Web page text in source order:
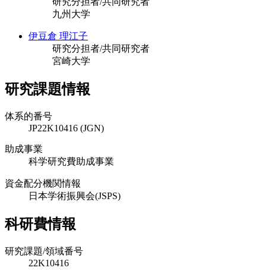
九州大学
伊豆倉 理江子
研究分担者/共同研究者
宮崎大学
研究課題情報
体系的番号
JP22K10416 (JGN)
助成事業
科学研究費助成事業
資金配分機関情報
日本学術振興会(JSPS)
科研費情報
研究課題/領域番号
22K10416